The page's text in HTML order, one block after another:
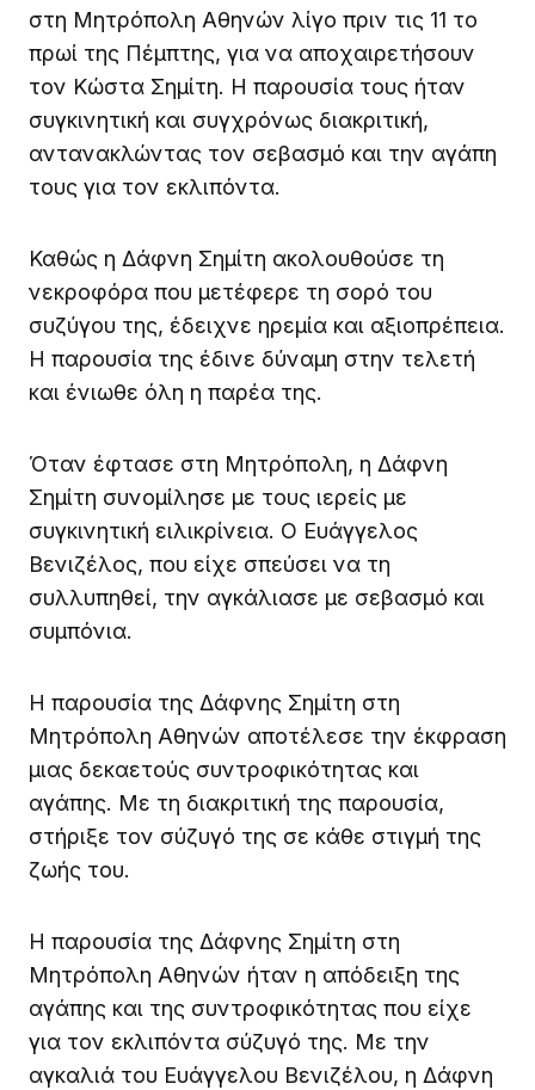
στη Μητρόπολη Αθηνών λίγο πριν τις 11 το
πρωί της Πέμπτης, για να αποχαιρετήσουν
τον Κώστα Σημίτη. Η παρουσία τους ήταν
συγκινητική και συγχρόνως διακριτική,
αντανακλώντας τον σεβασμό και την αγάπη
τους για τον εκλιπόντα.
Καθώς η Δάφνη Σημίτη ακολουθούσε τη
νεκροφόρα που μετέφερε τη σορό του
συζύγου της, έδειχνε ηρεμία και αξιοπρέπεια.
Η παρουσία της έδινε δύναμη στην τελετή
και ένιωθε όλη η παρέα της.
Όταν έφτασε στη Μητρόπολη, η Δάφνη
Σημίτη συνομίλησε με τους ιερείς με
συγκινητική ειλικρίνεια. Ο Ευάγγελος
Βενιζέλος, που είχε σπεύσει να τη
συλλυπηθεί, την αγκάλιασε με σεβασμό και
συμπόνια.
Η παρουσία της Δάφνης Σημίτη στη
Μητρόπολη Αθηνών αποτέλεσε την έκφραση
μιας δεκαετούς συντροφικότητας και
αγάπης. Με τη διακριτική της παρουσία,
στήριξε τον σύζυγό της σε κάθε στιγμή της
ζωής του.
Η παρουσία της Δάφνης Σημίτη στη
Μητρόπολη Αθηνών ήταν η απόδειξη της
αγάπης και της συντροφικότητας που είχε
για τον εκλιπόντα σύζυγό της. Με την
αγκαλιά του Ευάγγελου Βενιζέλου, η Δάφνη